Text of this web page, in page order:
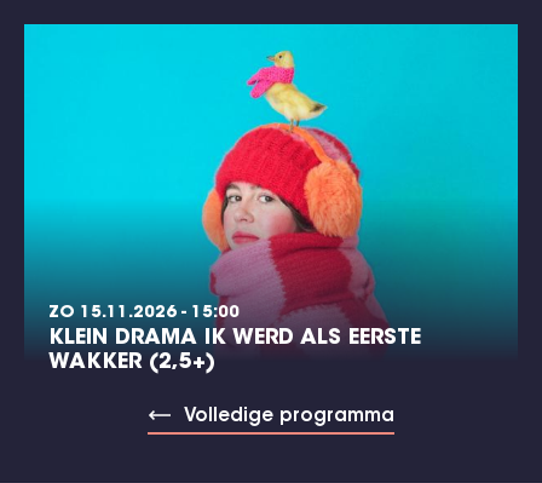
ZO 15.11.2026 - 15:00
KLEIN DRAMA IK WERD ALS EERSTE
WAKKER (2,5+)
Volledige programma